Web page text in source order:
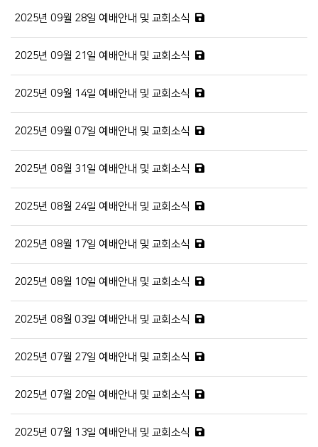
2025년 09월 28일 예배안내 및 교회소식
2025년 09월 21일 예배안내 및 교회소식
2025년 09월 14일 예배안내 및 교회소식
2025년 09월 07일 예배안내 및 교회소식
2025년 08월 31일 예배안내 및 교회소식
2025년 08월 24일 예배안내 및 교회소식
2025년 08월 17일 예배안내 및 교회소식
2025년 08월 10일 예배안내 및 교회소식
2025년 08월 03일 예배안내 및 교회소식
2025년 07월 27일 예배안내 및 교회소식
2025년 07월 20일 예배안내 및 교회소식
2025년 07월 13일 예배안내 및 교회소식